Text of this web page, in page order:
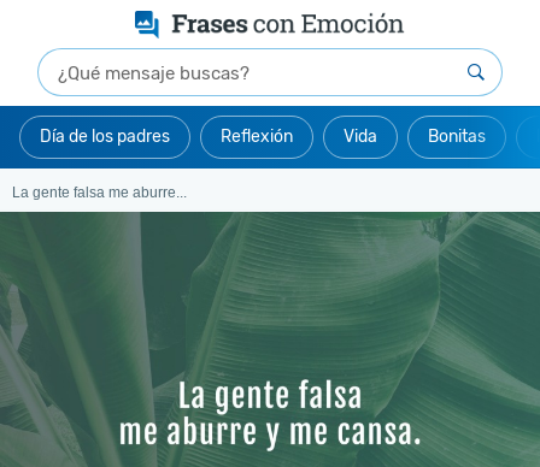
Día de los padres Reflexión Vida Bonitas
La gente falsa me aburre...